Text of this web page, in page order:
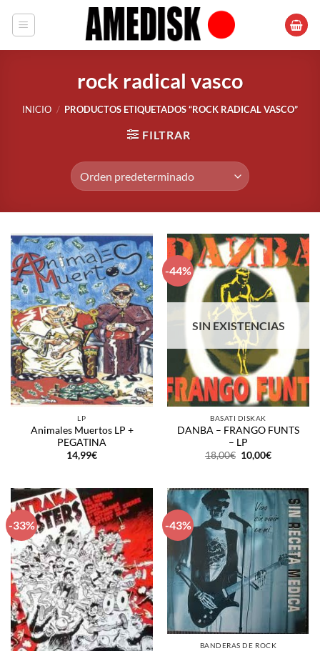
rock radical vasco
INICIO / PRODUCTOS ETIQUETADOS “ROCK RADICAL VASCO”
FILTRAR
LP
Animales Muertos LP +
PEGATINA
14,99€
-44%
SIN EXISTENCIAS
BASATI DISKAK
DANBA – FRANGO FUNTS
– LP
18,00€ El
precio
18,00€.
10,00€El
10,00€.
-33% -43%
BANDERAS DE ROCK